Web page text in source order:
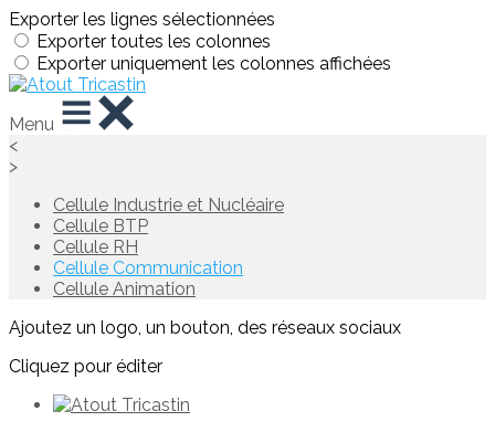
Exporter les lignes sélectionnées
Exporter toutes les colonnes
Exporter uniquement les colonnes affichées
Menu
<
>
Cellule Industrie et Nucléaire
Cellule BTP
Cellule RH
Cellule Communication
Cellule Animation
Ajoutez un logo, un bouton, des réseaux sociaux
Cliquez pour éditer